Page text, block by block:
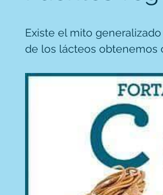
Existe el mito
de los lácteos obtenemos